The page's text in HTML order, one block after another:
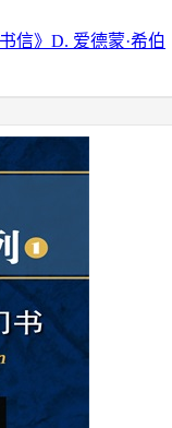
信》D. 爱德蒙·希伯